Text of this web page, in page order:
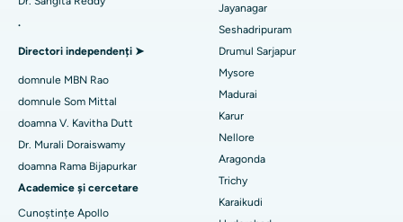
Găsiți un medic generalist
Găsește un psiholog
Găsiți un chirurg generalist
Cel mai bun spital din Aragonda, Andhra Pradesh
Cel mai bun spital din Bannerghatta Road, Bangalore
Cel mai bun spital din Unitatea 15, Bhubaneswar
Cel mai bun spital din Seepat Road, Bilaspur
Cel mai bun spital din Ellisbridge, Ahmedabad
Înlocuirea umerilor înapoi
Embolizarea arterelor uterine
Breast Cancer Surgery
brahiterapie
.
Directori independenți ➤
domnule MBN Rao
domnule Som Mittal
doamna V. Kavitha Dutt
Dr. Murali Doraiswamy
doamna Rama Bijapurkar
Academice și cercetare
Cunoștințe Apollo
Jayanagar
Seshadripuram
Drumul Sarjapur
Mysore
Madurai
Karur
Nellore
Aragonda
Trichy
Karaikudi